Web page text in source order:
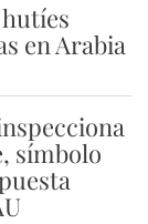
en Arabia
símbolo